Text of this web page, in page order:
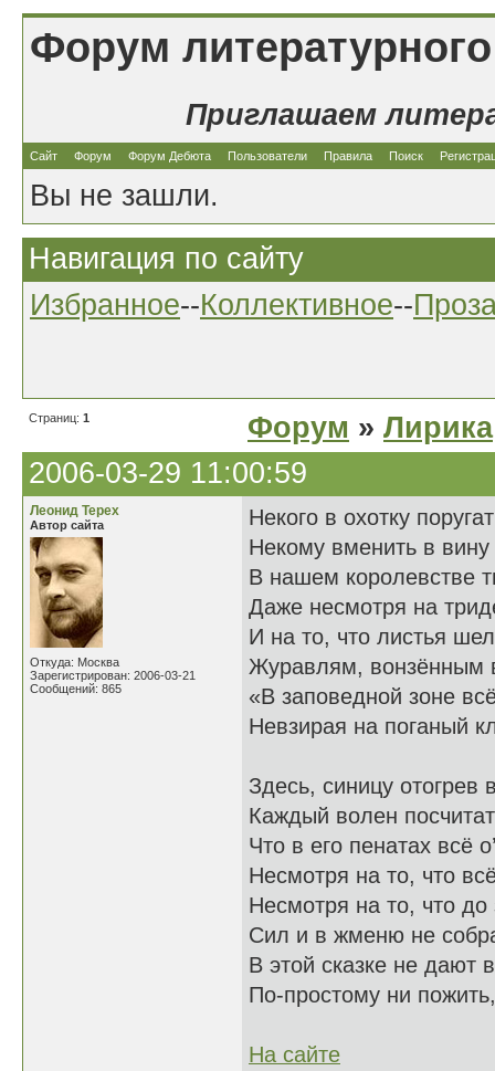
Форум
Приглашаем
Сайт Форум Форум Дебюта Пользователи Правила Поиск
Вы не зашли.
Навигация по сайту
Избранное--Коллективное--
Страниц: 1 Форум » Лирика
2006-03-29 11:00:59
Леонид Терех
Автор сайта
Откуда: Москва
Зарегистрирован: 2006-03-21
Сообщений: 865
Некого в охотку
Некому вменить в вину
В нашем королевстве
Даже несмотря на
И на то, что листья
Журавлям, вонзённым
«В заповедной зоне
Невзирая на поганый
Здесь, синицу отогрев
Каждый волен
Что в его пенатах всё
Несмотря на то, что
Несмотря на то, что
Сил и в жменю не
В этой сказке не дают
По-простому ни
На сайте